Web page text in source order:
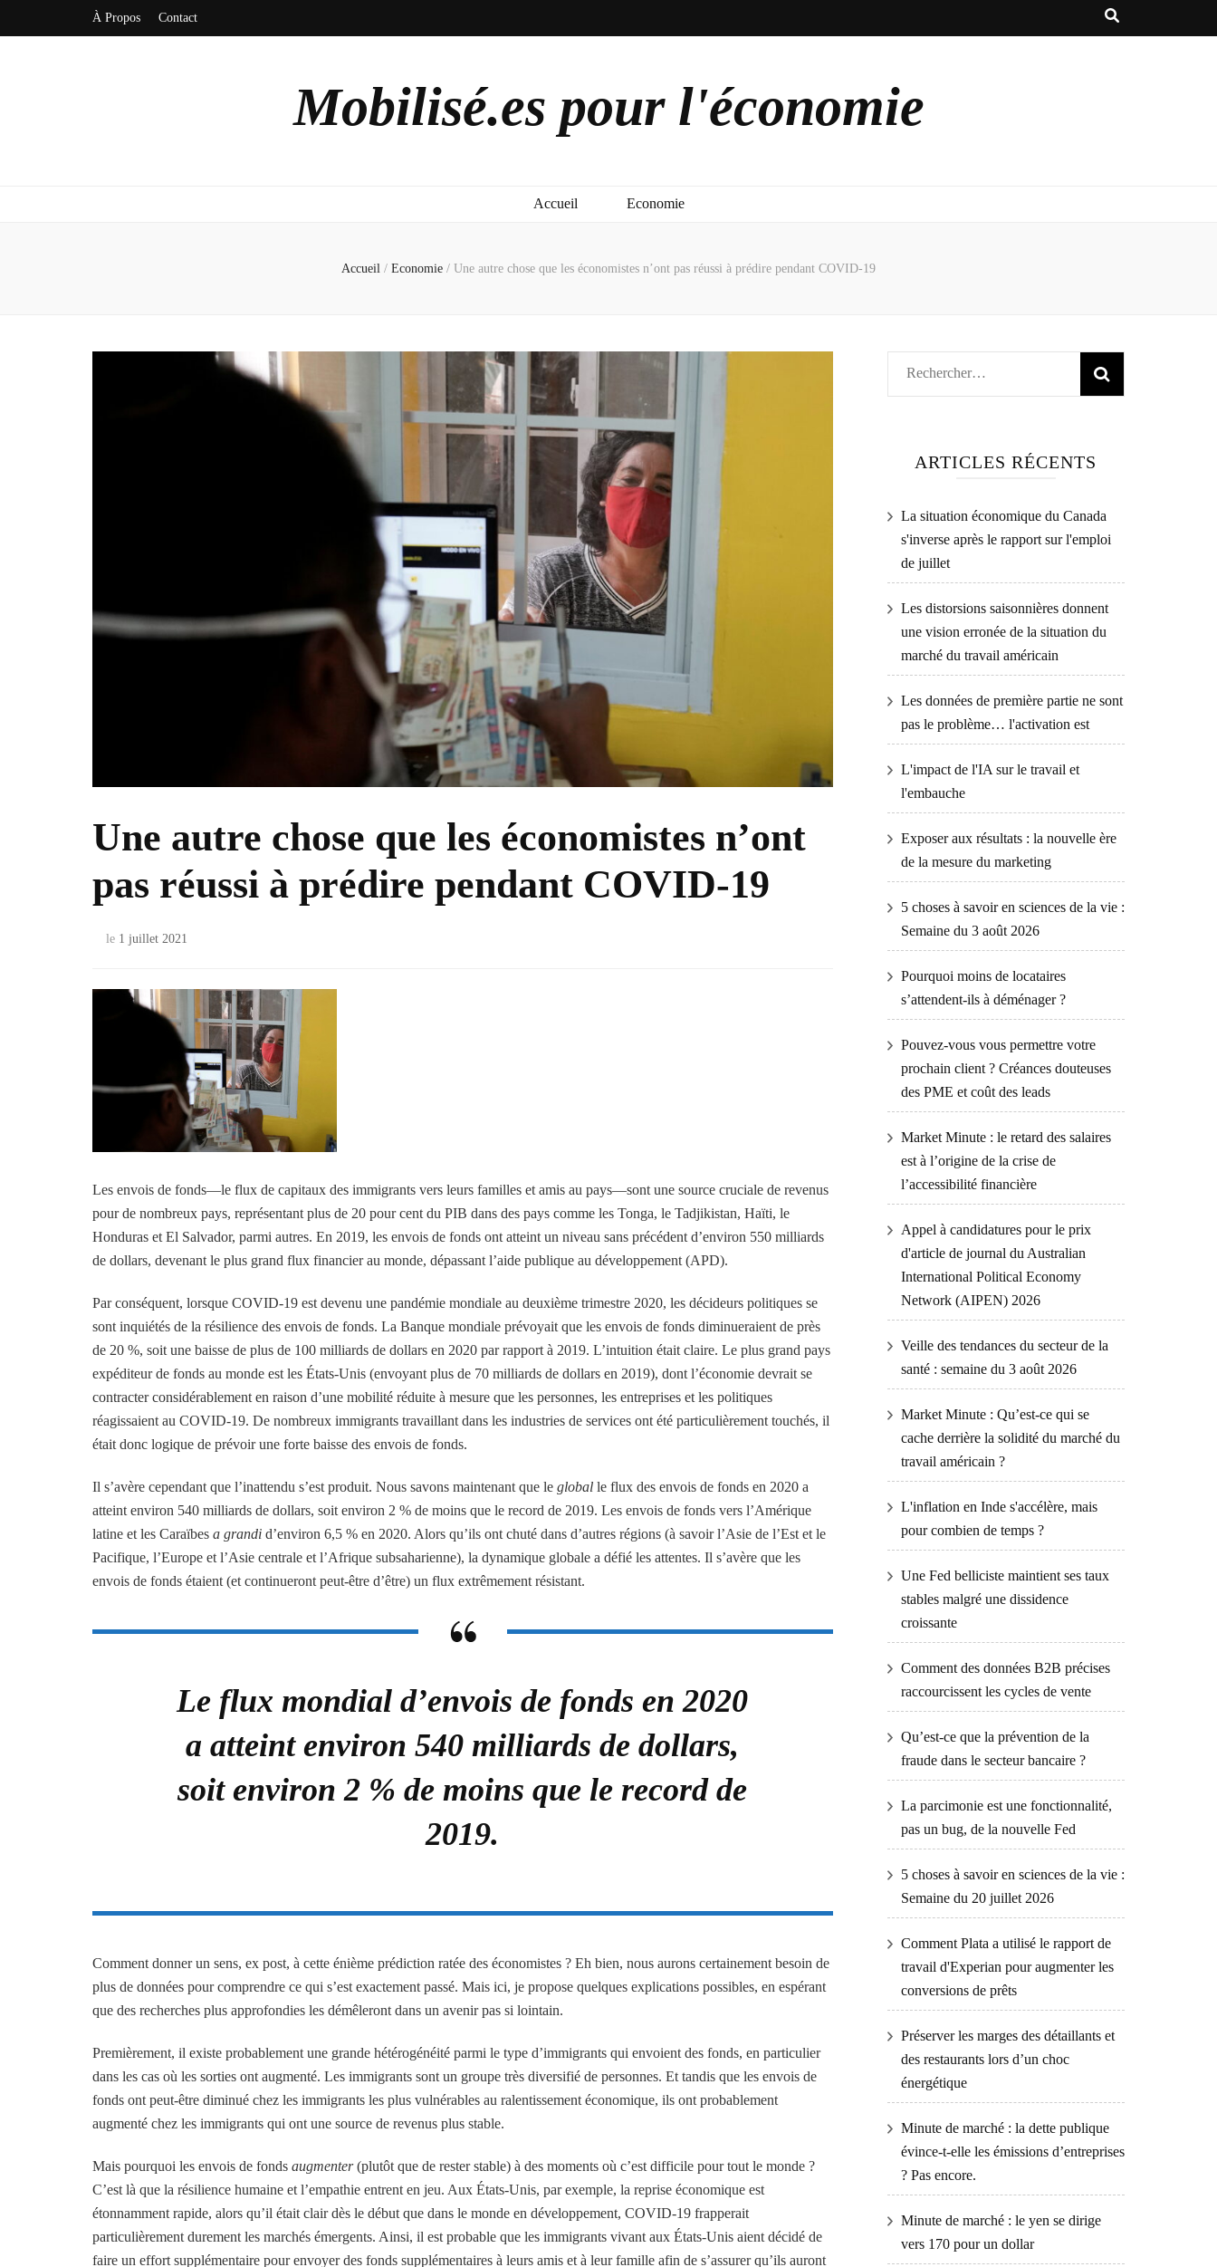
À Propos Contact
Mobilisé.es pour l'économie
Accueil Economie
Accueil / Economie / Une autre chose que les économistes n’ont pas réussi à prédire pendant COVID-19
Une autre chose que les économistes n’ont
pas réussi à prédire pendant COVID-19
le 1 juillet 2021
Les envois de fonds—le flux de capitaux des immigrants vers leurs familles et amis au pays—sont une source cruciale de revenus
pour de nombreux pays, représentant plus de 20 pour cent du PIB dans des pays comme les Tonga, le Tadjikistan, Haïti, le
Honduras et El Salvador, parmi autres. En 2019, les envois de fonds ont atteint un niveau sans précédent d’environ 550 milliards
de dollars, devenant le plus grand flux financier au monde, dépassant l’aide publique au développement (APD).
Par conséquent, lorsque COVID-19 est devenu une pandémie mondiale au deuxième trimestre 2020, les décideurs politiques se
sont inquiétés de la résilience des envois de fonds. La Banque mondiale prévoyait que les envois de fonds diminueraient de près
de 20 %, soit une baisse de plus de 100 milliards de dollars en 2020 par rapport à 2019. L’intuition était claire. Le plus grand pays
expéditeur de fonds au monde est les États-Unis (envoyant plus de 70 milliards de dollars en 2019), dont l’économie devrait se
contracter considérablement en raison d’une mobilité réduite à mesure que les personnes, les entreprises et les politiques
réagissaient au COVID-19. De nombreux immigrants travaillant dans les industries de services ont été particulièrement touchés, il
était donc logique de prévoir une forte baisse des envois de fonds.
Il s’avère cependant que l’inattendu s’est produit. Nous savons maintenant que le global le flux des envois de fonds en 2020 a
atteint environ 540 milliards de dollars, soit environ 2 % de moins que le record de 2019. Les envois de fonds vers l’Amérique
latine et les Caraïbes a grandi d’environ 6,5 % en 2020. Alors qu’ils ont chuté dans d’autres régions (à savoir l’Asie de l’Est et le
Pacifique, l’Europe et l’Asie centrale et l’Afrique subsaharienne), la dynamique globale a défié les attentes. Il s’avère que les
envois de fonds étaient (et continueront peut-être d’être) un flux extrêmement résistant.
Le flux mondial d’envois de fonds en 2020
a atteint environ 540 milliards de dollars,
soit environ 2 % de moins que le record de
2019.
Comment donner un sens, ex post, à cette énième prédiction ratée des économistes ? Eh bien, nous aurons certainement besoin de
plus de données pour comprendre ce qui s’est exactement passé. Mais ici, je propose quelques explications possibles, en espérant
que des recherches plus approfondies les démêleront dans un avenir pas si lointain.
Premièrement, il existe probablement une grande hétérogénéité parmi le type d’immigrants qui envoient des fonds, en particulier
dans les cas où les sorties ont augmenté. Les immigrants sont un groupe très diversifié de personnes. Et tandis que les envois de
fonds ont peut-être diminué chez les immigrants les plus vulnérables au ralentissement économique, ils ont probablement
augmenté chez les immigrants qui ont une source de revenus plus stable.
Mais pourquoi les envois de fonds augmenter(plutôt que de rester stable) à des moments où c’est difficile pour tout le monde ?
C’est là que la résilience humaine et l’empathie entrent en jeu. Aux États-Unis, par exemple, la reprise économique est
étonnamment rapide, alors qu’il était clair dès le début que dans le monde en développement, COVID-19 frapperait
particulièrement durement les marchés émergents. Ainsi, il est probable que les immigrants vivant aux États-Unis aient décidé de
faire un effort supplémentaire pour envoyer des fonds supplémentaires à leurs amis et à leur famille afin de s’assurer qu’ils auront
Rechercher :
ARTICLES RÉCENTS
La situation économique du Canada
s'inverse après le rapport sur l'emploi
de juillet
Les distorsions saisonnières donnent
une vision erronée de la situation du
marché du travail américain
Les données de première partie ne sont
pas le problème… l'activation est
L'impact de l'IA sur le travail et
l'embauche
Exposer aux résultats : la nouvelle ère
de la mesure du marketing
5 choses à savoir en sciences de la vie :
Semaine du 3 août 2026
Pourquoi moins de locataires
s’attendent-ils à déménager ?
Pouvez-vous vous permettre votre
prochain client ? Créances douteuses
des PME et coût des leads
Market Minute : le retard des salaires
est à l’origine de la crise de
l’accessibilité financière
Appel à candidatures pour le prix
d'article de journal du Australian
International Political Economy
Network (AIPEN) 2026
Veille des tendances du secteur de la
santé : semaine du 3 août 2026
Market Minute : Qu’est-ce qui se
cache derrière la solidité du marché du
travail américain ?
L'inflation en Inde s'accélère, mais
pour combien de temps ?
Une Fed belliciste maintient ses taux
stables malgré une dissidence
croissante
Comment des données B2B précises
raccourcissent les cycles de vente
Qu’est-ce que la prévention de la
fraude dans le secteur bancaire ?
La parcimonie est une fonctionnalité,
pas un bug, de la nouvelle Fed
5 choses à savoir en sciences de la vie :
Semaine du 20 juillet 2026
Comment Plata a utilisé le rapport de
travail d'Experian pour augmenter les
conversions de prêts
Préserver les marges des détaillants et
des restaurants lors d’un choc
énergétique
Minute de marché : la dette publique
évince-t-elle les émissions d’entreprises
? Pas encore.
Minute de marché : le yen se dirige
vers 170 pour un dollar